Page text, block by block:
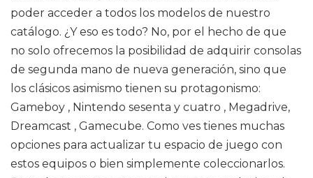
poder acceder a todos los modelos de nuestro
catálogo. ¿Y eso es todo? No, por el hecho de que
no solo ofrecemos la posibilidad de adquirir consolas
de segunda mano de nueva generación, sino que
los clásicos asimismo tienen su protagonismo:
Gameboy , Nintendo sesenta y cuatro , Megadrive,
Dreamcast , Gamecube. Como ves tienes muchas
opciones para actualizar tu espacio de juego con
estos equipos o bien simplemente coleccionarlos.